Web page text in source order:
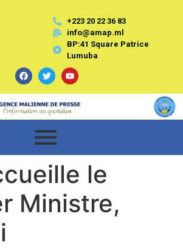
+223 20 22 36 83
info@amap.ml
BP:41 Square Patrice
Lumuba
le
Ministre,